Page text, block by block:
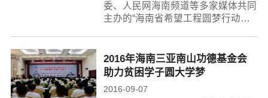
委、人民网海南频道等多家媒体共同
主办的“海南省希望工程圆梦行动助
基金会捐献50万元助学基金...
2016年海南三亚南山功德基金会
助力贫困学子圆大学梦
2016-09-07